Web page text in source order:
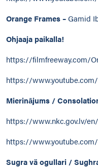
Orange Frames –Gamid
Ohjaaja paikalla!
https://filmfreeway.com/
https://
Mierinājums /
https://www.nkc.gov.lv/
https://
Sugra vä ogullari /